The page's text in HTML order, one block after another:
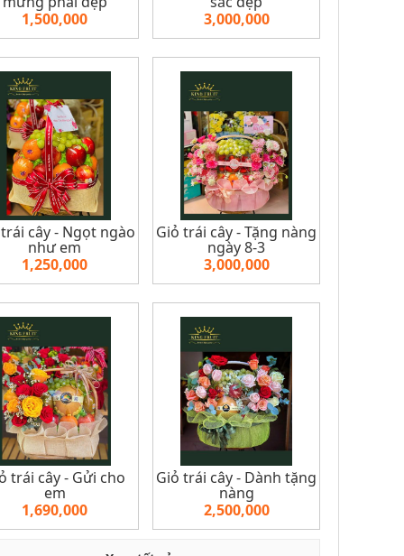
1,500,000
3,000,000
cây - Ngọt ngào
như em
1,250,000
Giỏ trái cây - Tặng nàng
ngày 8-3
3,000,000
trái cây - Gửi cho
em
1,690,000
Giỏ trái cây - Dành tặng
nàng
2,500,000